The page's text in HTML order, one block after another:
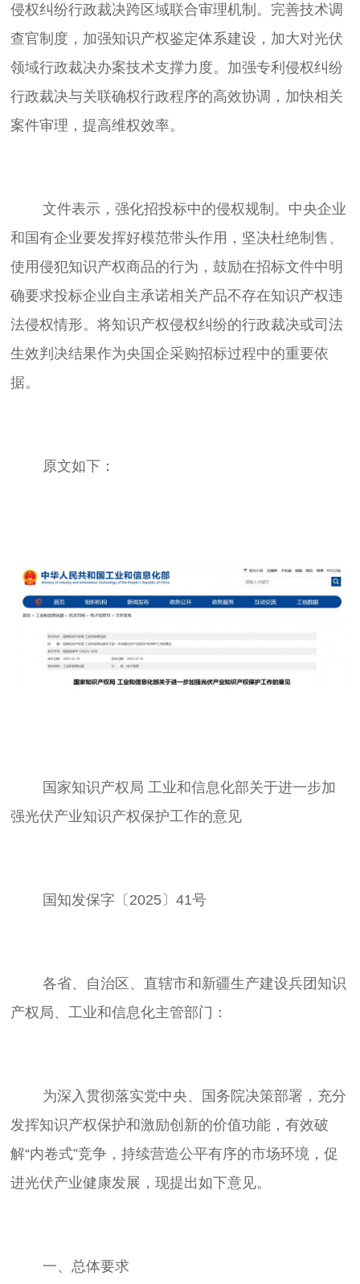
侵权纠纷行政裁决跨区域联合审理机制。完善技术调
查官制度，加强知识产权鉴定体系建设，加大对光伏
领域行政裁决办案技术支撑力度。加强专利侵权纠纷
行政裁决与关联确权行政程序的高效协调，加快相关
	文件表示，强化招投标中的侵权规制。中央企业
和国有企业要发挥好模范带头作用，坚决杜绝制售、
使用侵犯知识产权商品的行为，鼓励在招标文件中明
确要求投标企业自主承诺相关产品不存在知识产权违
法侵权情形。将知识产权侵权纠纷的行政裁决或司法
生效判决结果作为央国企采购招标过程中的重要依
	各省、自治区、直辖市和新疆生产建设兵团知识
发挥知识产权保护和激励创新的价值功能，有效破
解“内卷式”竞争，持续营造公平有序的市场环境，促